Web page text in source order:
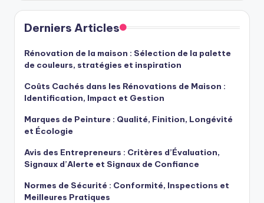
Derniers Articles
Rénovation de la maison : Sélection de la palette
de couleurs, stratégies et inspiration
Coûts Cachés dans les Rénovations de Maison :
Identification, Impact et Gestion
Marques de Peinture : Qualité, Finition, Longévité
et Écologie
Avis des Entrepreneurs : Critères d’Évaluation,
Signaux d’Alerte et Signaux de Confiance
Normes de Sécurité : Conformité, Inspections et
Meilleures Pratiques